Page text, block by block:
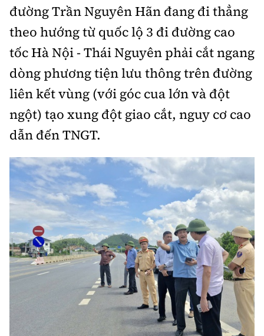
Thế giới xây dựng
Lối sống
Ẩm thực
Khám phá
Camera giao thông
Câu chuyện giao thông
Giải trí - Thể thao
Cơ quan chủ quản: Bộ Xây dựng
Giấy phép số: 03/GP-BVHTTDL, cấp ngày 1/4/2025.
Tòa soạn: Số 2 Nguyễn Công Hoan, phường Giảng Võ,
Hà Nội.
Phó Tổng biên tập:
Nguyễn Sơn Tùng,
Nguyễn Đức Thắng, La Đức Hùng
Hotline:
0901 514 799
Quảng cáo và Phát hành:
0915 057 282
Email:bandoc@baoxaydung.vn
Cấm sao chép dưới mọi hình thức nếu không có sự
chấp thuận bằng văn bản.
đường Trần Nguyên Hãn đang đi thẳng
theo hướng từ quốc lộ 3 đi đường cao
tốc Hà Nội - Thái Nguyên phải cắt ngang
dòng phương tiện lưu thông trên đường
liên kết vùng (với góc cua lớn và đột
ngột) tạo xung đột giao cắt, nguy cơ cao
dẫn đến TNGT.